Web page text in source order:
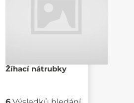
Žíhací nátrubky